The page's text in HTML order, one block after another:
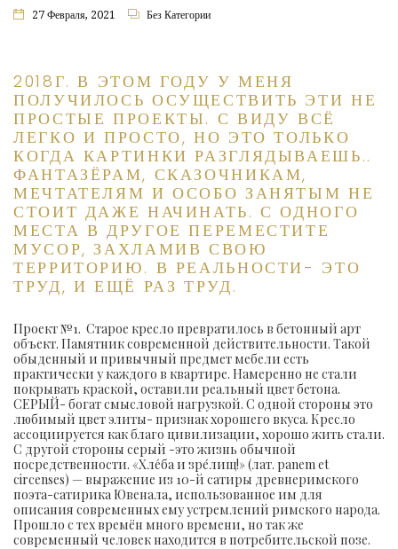
27 Февраля, 2021 Без Категории
2018Г. В ЭТОМ ГОДУ У МЕНЯ
ПОЛУЧИЛОСЬ ОСУЩЕСТВИТЬ ЭТИ НЕ
ПРОСТЫЕ ПРОЕКТЫ. С ВИДУ ВСЁ
ЛЕГКО И ПРОСТО, НО ЭТО ТОЛЬКО
КОГДА КАРТИНКИ РАЗГЛЯДЫВАЕШЬ..
ФАНТАЗЁРАМ, СКАЗОЧНИКАМ,
МЕЧТАТЕЛЯМ И ОСОБО ЗАНЯТЫМ НЕ
СТОИТ ДАЖЕ НАЧИНАТЬ. С ОДНОГО
МЕСТА В ДРУГОЕ ПЕРЕМЕСТИТЕ
МУСОР, ЗАХЛАМИВ СВОЮ
ТЕРРИТОРИЮ. В РЕАЛЬНОСТИ- ЭТО
ТРУД, И ЕЩЁ РАЗ ТРУД.
Проект №1. Старое кресло превратилось в бетонный арт
объект. Памятник современной действительности. Такой
обыденный и привычный предмет мебели есть
практически у каждого в квартире. Намеренно не стали
покрывать краской, оставили реальный цвет бетона.
СЕРЫЙ- богат смысловой нагрузкой. С одной стороны это
любимый цвет элиты- признак хорошего вкуса. Кресло
ассоциируется как благо цивилизации, хорошо жить стали.
С другой стороны серый -это жизнь обычной
посредственности. «Хле́ба и зре́лищ!» (лат. panem et
circenses) — выражение из 10-й сатиры древнеримского
поэта-сатирика Ювенала, использованное им для
описания современных ему устремлений римского народа.
Прошло с тех времён много времени, но так же
современный человек находится в потребительской позе.